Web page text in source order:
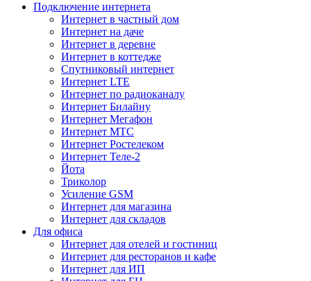
Подключение интернета
Интернет в частный дом
Интернет на даче
Интернет в деревне
Интернет в коттедже
Спутниковый интернет
Интернет LTE
Интернет по радиоканалу
Интернет Билайну
Интернет Мегафон
Интернет МТС
Интернет Ростелеком
Интернет Теле-2
Йота
Триколор
Усиление GSM
Интернет для магазина
Интернет для складов
Для офиса
Интернет для отелей и гостиниц
Интернет для ресторанов и кафе
Интернет для ИП